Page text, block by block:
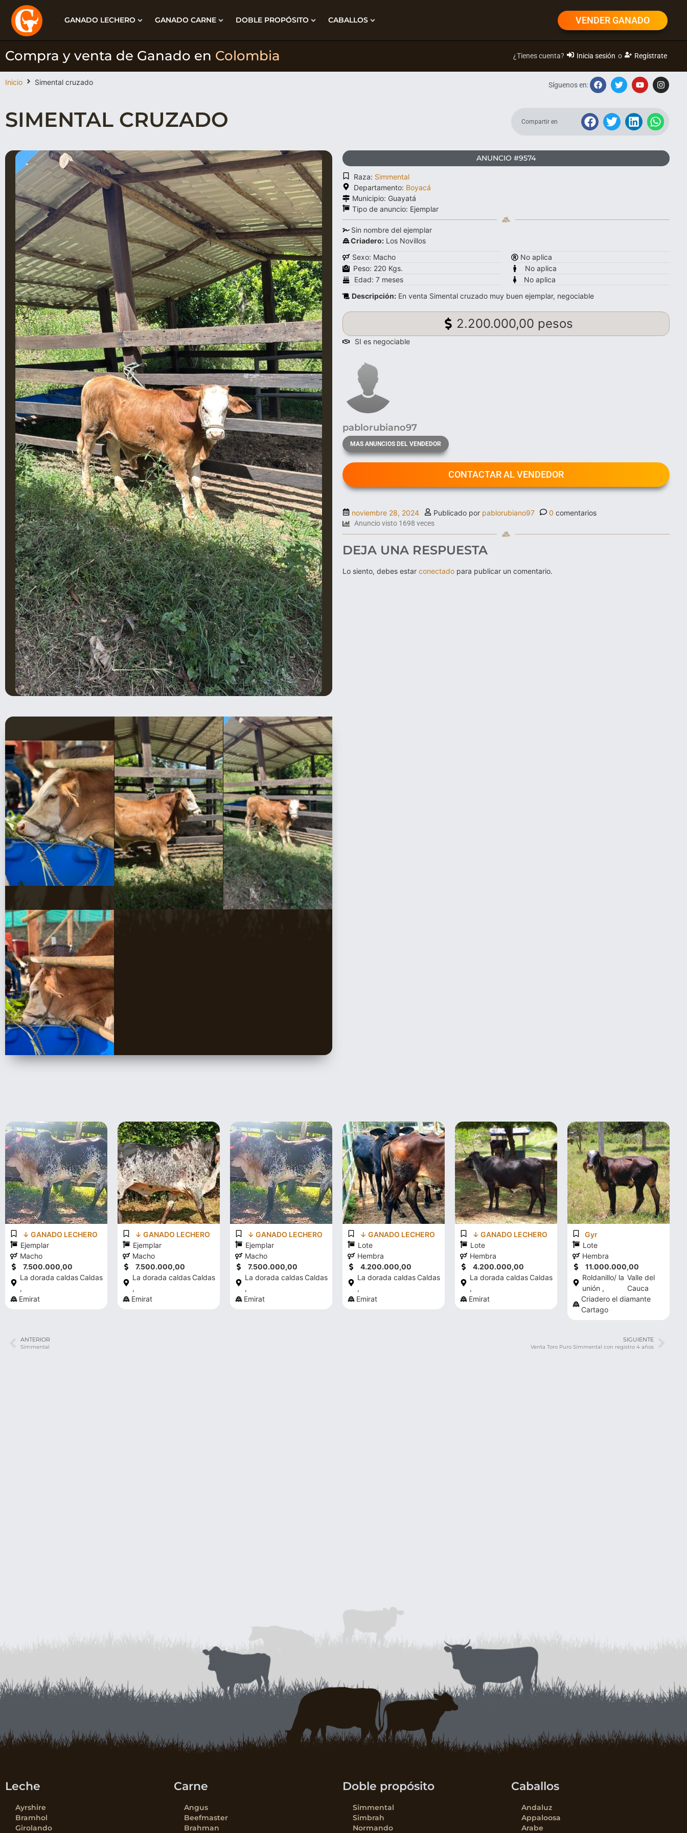
GANADO LECHERO GANADO CARNE DOBLE PROPÓSITO CABALLOS VENDER GANADO
Compra y venta de Ganado en Colombia ¿Tienes cuenta? Inicia sesión o Regístrate
Inicio Simental cruzado Síguenos en:
SIMENTAL CRUZADO Compartir en
ANUNCIO #9574
Raza: Simmental
Departamento: Boyacá
Municipio: Guayatá
Tipo de anuncio: Ejemplar
Sin nombre del ejemplar
Criadero: Los Novillos
Sexo: Macho
Peso: 220 Kgs.
Edad: 7 meses
No aplica
No aplica
No aplica
Descripción: En venta Simental cruzado muy buen ejemplar, negociable
2.200.000,00 pesos
SI es negociable
pablorubiano97
MAS ANUNCIOS DEL VENDEDOR
CONTACTAR AL VENDEDOR
noviembre 28, 2024 Publicado por pablorubiano97 0 comentarios
Anuncio visto 1698 veces
DEJA UNA RESPUESTA
Lo siento, debes estar conectado para publicar un comentario.
↓ GANADO LECHERO
Ejemplar
Macho
7.500.000,00
La dorada caldas
,
Caldas
Emirat
↓ GANADO LECHERO
Ejemplar
Macho
7.500.000,00
La dorada caldas
,
Caldas
Emirat
↓ GANADO LECHERO
Ejemplar
Macho
7.500.000,00
La dorada caldas
,
Caldas
Emirat
↓ GANADO LECHERO
Lote
Hembra
4.200.000,00
La dorada caldas
,
Caldas
Emirat
↓ GANADO LECHERO
Lote
Hembra
4.200.000,00
La dorada caldas
,
Caldas
Emirat
Gyr
Lote
Hembra
11.000.000,00
Roldanillo/ la
unión ,
Valle del
Cauca
Criadero el diamante
Cartago
ANTERIOR
Simmental
SIGUIENTE
Venta Toro Puro Simmental con registro 4 años
Leche
Ayrshire
Bramhol
Girolando
Carne
Angus
Beefmaster
Brahman
Doble propósito
Simmental
Simbrah
Normando
Caballos
Andaluz
Appaloosa
Arabe